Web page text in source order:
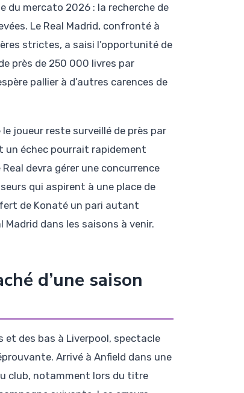
du mercato 2026 : la recherche de
Le Real Madrid, confronté à
strictes, a saisi l’opportunité de
près de 250 000 livres par
pallier à d’autres carences de
joueur reste surveillé de près par
un échec pourrait rapidement
devra gérer une concurrence
qui aspirent à une place de
de Konaté un pari autant
dans les saisons à venir.
d’une saison
et des bas à Liverpool, spectacle
Arrivé à Anfield dans une
club, notamment lors du titre